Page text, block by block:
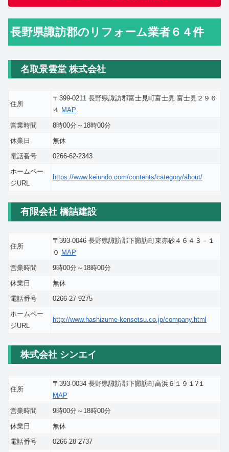
長野県諏訪郡のリフォーム業者６４件
名取景雲堂 株式会社
住所
〒399-0211 長野県諏訪郡富士見町富士見 富士見２９６
４ MAP
営業時間
8時00分～18時00分
休業日
無休
電話番号
0266-62-2343
ホームペー
ジURL
https://www.keiundo.com/contents/category/about/
有限会社 橋詰建設
住所
〒393-0046 長野県諏訪郡下諏訪町東赤砂４６４３－１
０ MAP
営業時間
9時00分～18時00分
休業日
無休
電話番号
0266-27-9275
ホームペー
ジURL
http://www.hashizume-kensetsu.co.jp/company.html
株式会社 シンエイ
住所
〒393-0034 長野県諏訪郡下諏訪町高浜６１９１?１
MAP
営業時間
9時00分～18時00分
休業日
無休
電話番号
0266-28-2737